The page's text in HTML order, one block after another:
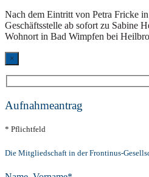
Nach dem Eintritt von Petra Fricke
Geschäftsstelle ab sofort zu Sabine
Wohnort in Bad Wimpfen bei
×
Aufnahmeantrag
* Pflichtfeld
Die Mitgliedschaft in der Frontinus-